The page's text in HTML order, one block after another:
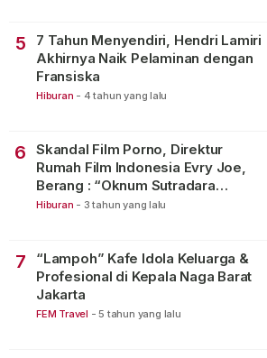
5
7 Tahun Menyendiri, Hendri Lamiri
Akhirnya Naik Pelaminan dengan
Fransiska
Hiburan - 4 tahun yang lalu
6
Skandal Film Porno, Direktur
Rumah Film Indonesia Evry Joe,
Berang : “Oknum Sutradara
Merusak Perfilman Indonesia”!
Hiburan - 3 tahun yang lalu
7
“Lampoh” Kafe Idola Keluarga &
Profesional di Kepala Naga Barat
Jakarta
FEM Travel - 5 tahun yang lalu